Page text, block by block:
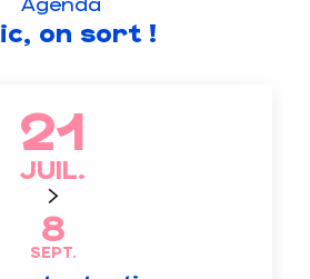
on sort !
21
JUIL.
8
SEPT.